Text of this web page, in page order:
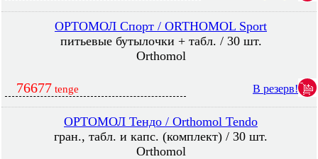
ОРТОМОЛ Спорт / ORTHOMOL Sport
питьевые бутылочки + табл. / 30 шт.
Orthomol
76677 tenge В резерв!
ОРТОМОЛ Тендо / Orthomol Tendo
гран., табл. и капс. (комплект) / 30 шт.
Orthomol